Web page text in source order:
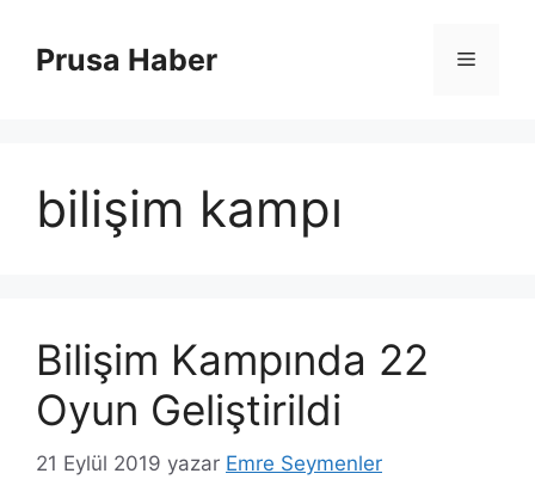
Prusa Haber Menü
bilişim kampı
Bilişim Kampında 22
Oyun Geliştirildi
21 Eylül 2019 yazar Emre Seymenler